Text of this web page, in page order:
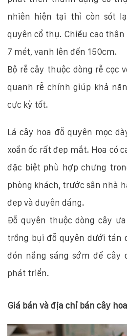
nhiên hiện tại thì còn sót
quyên cổ thụ. Chiều cao
7 mét, vanh lên đến 150cm.
Bộ rễ cây thuộc dòng rễ cọc
quanh rễ chính giúp khả
cực kỳ tốt.
Lá cây hoa đỗ quyên mọc
xoắn ốc rất đẹp mắt. Hoa có
đặc biệt phù hợp chưng
phòng khách, trước sân nhà
đẹp và duyên dáng.
Đỗ quyên thuộc dòng cây
trồng bụi đỗ quyên dưới tán
đón nắng sáng sớm để cây
phát triển.
Giá bán và địa chỉ bán cây